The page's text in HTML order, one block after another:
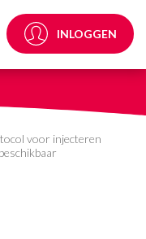
INLOGGEN
voor injecteren